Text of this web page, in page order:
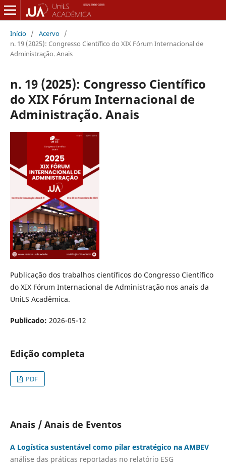
Início / Acervo /
n. 19 (2025): Congresso Científico do XIX Fórum Internacional de
Administração. Anais
n. 19 (2025): Congresso Científico
do XIX Fórum Internacional de
Administração. Anais
Publicação dos trabalhos científicos do Congresso Científico
do XIX Fórum Internacional de Administração nos anais da
UniLS Acadêmica.
Publicado: 2026-05-12
Edição completa
PDF
Anais / Anais de Eventos
A Logística sustentável como pilar estratégico na AMBEV
análise das práticas reportadas no relatório ESG